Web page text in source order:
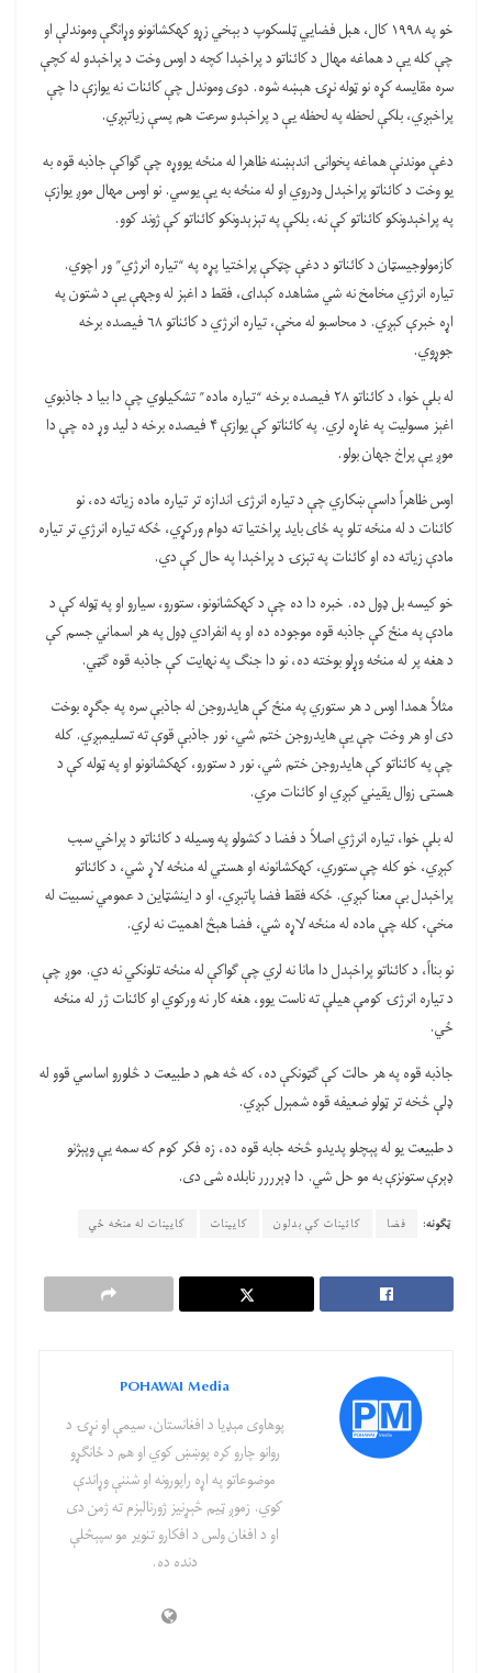
خو په ۱۹۹۸ کال، هبل فضایي ټلسکوپ د بېخي زړو کهکشانونو وړانګې وموندلې او
چې کله یې د هماغه مهال د کائناتو د پراخېدا کچه د اوس وخت د پراخېدو له کچې
سره مقایسه کړه نو ټوله نړۍ هېښه شوه. دوی وموندل چې کائنات نه یوازې دا چې
پراخېږي، بلکې لحظه په لحظه یې د پراخېدو سرعت هم پسې زیاتېږي.
دغې موندنې هماغه پخوانۍ اندېښنه ظاهرا له منځه یووړه چې ګواکې جاذبه قوه به
یو وخت د کائناتو پراخېدل ودروي او له منځه به یې یوسي. نو اوس مهال موږ یوازې
په پراخېدونکو کائناتو کې نه، بلکې په تېزېدونکو کائناتو کې ژوند کوو.
کازمولوجیسټان د کائناتو د دغې چټکې پراختیا پړه په “تیاره انرژي” ور اچوي.
تیاره انرژي مخامخ نه شي مشاهده کېدای، فقط د اغېز له وجهې یې د شتون په
اړه خبرې کېږي. د محاسبو له مخې، تیاره انرژي د کائناتو ۶۸ فیصده برخه
جوړوي.
له بلې خوا، د کائناتو ۲۸ فیصده برخه “تیاره ماده” تشکیلوي چې دا بیا د جاذبوي
اغېز مسولیت په غاړه لري. په کائناتو کې یوازې ۴ فیصده برخه د لید وړ ده چې دا
موږ یې پراخ جهان بولو.
اوس ظاهراً داسې ښکاري چې د تیاره انرژۍ اندازه تر تیاره ماده زیاته ده، نو
کائنات د له منځه تلو په ځای باید پراختیا ته دوام ورکړي، ځکه تیاره انرژي تر تیاره
مادې زیاته ده او کائنات په تېزۍ د پراخېدا په حال کې دي.
خو کیسه بل ډول ده. خبره دا ده چې د کهکشانونو، ستورو، سیارو او په ټوله کې د
مادې په منځ کې جاذبه قوه موجوده ده او په انفرادي ډول په هر اسماني جسم کې
د هغه پر له منځه وړلو بوخته ده، نو دا جنګ په نهایت کې جاذبه قوه ګټي.
مثلاً همدا اوس د هر ستوري په منځ کې هایدروجن له جاذبې سره په جګړه بوخت
دی او هر وخت چې یې هایدروجن ختم شي، نور جاذبې قوې ته تسلیمېږي. کله
چې په کائناتو کې هایدروجن ختم شي، نور د ستورو، کهکشانونو او په ټوله کې د
هستۍ زوال یقیني کېږي او کائنات مري.
له بلې خوا، تیاره انرژي اصلاً د فضا د کشولو په وسیله د کائناتو د پراخي سبب
کېږي، خو کله چې ستوري، کهکشانونه او هستي له منځه لاړ شي، د کائناتو
پراخېدل بې معنا کېږي. ځکه فقط فضا پاتېږي، او د اینشټاین د عمومي نسبیت له
مخې، کله چې ماده له منځه لاړه شي، فضا هېڅ اهمیت نه لري.
نو بنااً، د کائناتو پراخېدل دا مانا نه لري چې ګواکې له منځه تلونکي نه دي. موږ چې
د تیاره انرژۍ کومې هیلې ته ناست یوو، هغه کار نه ورکوي او کائنات ژر له منځه
ځي.
جاذبه قوه په هر حالت کې ګټونکې ده، که څه هم د طبیعت د څلورو اساسي قوو له
ډلې څخه تر ټولو ضعیفه قوه شمېرل کېږي.
د طبیعت یو له پېچلو پدیدو څخه جابه قوه ده، زه فکر کوم که سمه یې وپېژنو
ډېرې ستونزې به مو حل شي. دا ډېرررر نابلده شی دی.
ټګونه: فضا کائینات کې بدلون کایینات کایینات له منځه ځي
POHAWAI Media
پوهاوی‌ مېډیا د افغانستان، سیمې او نړۍ د
روانو چارو کره پوښښ کوي او هم د ځانګړو
موضوعاتو په اړه راپورونه او شننې وړاندې
کوي. زموږ ټیم څېړنیز ژورنالېزم ته ژمن دی
او د افغان ولس د افکارو تنویر مو سپېڅلې
دنده ده.